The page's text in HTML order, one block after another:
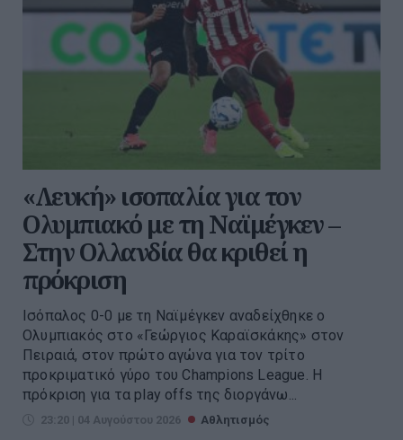
«Λευκή» ισοπαλία για τον
Ολυμπιακό με τη Ναϊμέγκεν –
Στην Ολλανδία θα κριθεί η
πρόκριση
Ισόπαλος 0-0 με τη Ναϊμέγκεν αναδείχθηκε ο
Ολυμπιακός στο «Γεώργιος Καραϊσκάκης» στον
Πειραιά, στον πρώτο αγώνα για τον τρίτο
προκριματικό γύρο του Champions League. Η
πρόκριση για τα play offs της διοργάνω...
23:20 | 04 Αυγούστου 2026 Αθλητισμός